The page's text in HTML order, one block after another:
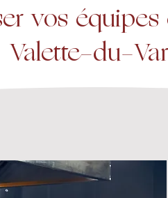
vos équipes
Valette-du-